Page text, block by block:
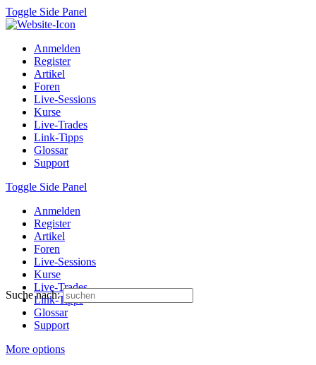
Toggle Side Panel
Anmelden
Register
Artikel
Foren
Live-Sessions
Kurse
Live-Trades
Link-Tipps
Glossar
Support
Toggle Side Panel
Anmelden
Register
Artikel
Foren
Live-Sessions
Kurse
Live-Trades
Link-Tipps
Glossar
Support
More options
Suche nach: